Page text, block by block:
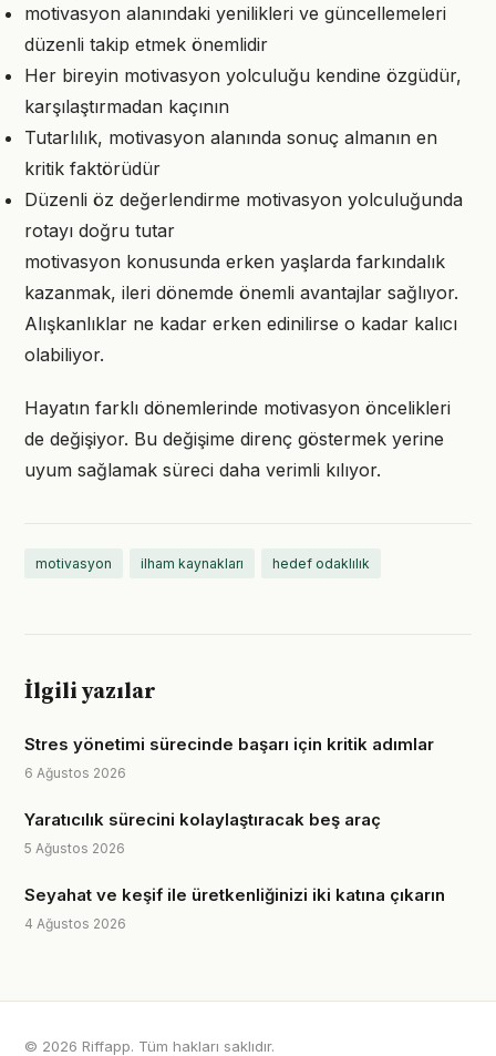
motivasyon alanındaki yenilikleri ve güncellemeleri
düzenli takip etmek önemlidir
Her bireyin motivasyon yolculuğu kendine özgüdür,
karşılaştırmadan kaçının
Tutarlılık, motivasyon alanında sonuç almanın en
kritik faktörüdür
Düzenli öz değerlendirme motivasyon yolculuğunda
rotayı doğru tutar
motivasyon konusunda erken yaşlarda farkındalık
kazanmak, ileri dönemde önemli avantajlar sağlıyor.
Alışkanlıklar ne kadar erken edinilirse o kadar kalıcı
olabiliyor.
Hayatın farklı dönemlerinde motivasyon öncelikleri
de değişiyor. Bu değişime direnç göstermek yerine
uyum sağlamak süreci daha verimli kılıyor.
motivasyon ilham kaynakları hedef odaklılık
İlgili yazılar
Stres yönetimi sürecinde başarı için kritik adımlar
6 Ağustos 2026
Yaratıcılık sürecini kolaylaştıracak beş araç
5 Ağustos 2026
Seyahat ve keşif ile üretkenliğinizi iki katına çıkarın
4 Ağustos 2026
© 2026 Riffapp. Tüm hakları saklıdır.